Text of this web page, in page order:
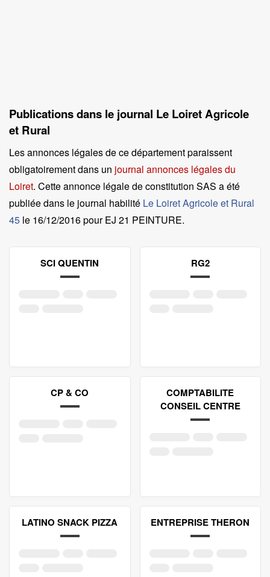
Publications dans le journal Le Loiret Agricole
et Rural
Les annonces légales de ce département paraissent
obligatoirement dans un journal annonces légales du
Loiret. Cette annonce légale de constitution SAS a été
publiée dans le journal habilité Le Loiret Agricole et Rural
45 le 16/12/2016 pour EJ 21 PEINTURE.
SCI QUENTIN RG2
CP & CO
COMPTABILITE
CONSEIL CENTRE
LATINO SNACK PIZZA ENTREPRISE THERON